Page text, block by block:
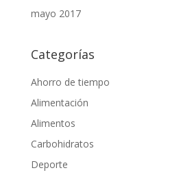
mayo 2017
Categorías
Ahorro de tiempo
Alimentación
Alimentos
Carbohidratos
Deporte